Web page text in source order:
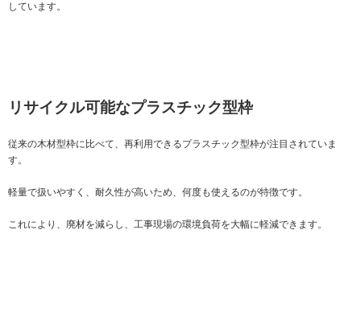
しています。
リサイクル可能なプラスチック型枠
従来の木材型枠に比べて、再利用できるプラスチック型枠が注目されていま
す。
軽量で扱いやすく、耐久性が高いため、何度も使えるのが特徴です。
これにより、廃材を減らし、工事現場の環境負荷を大幅に軽減できます。